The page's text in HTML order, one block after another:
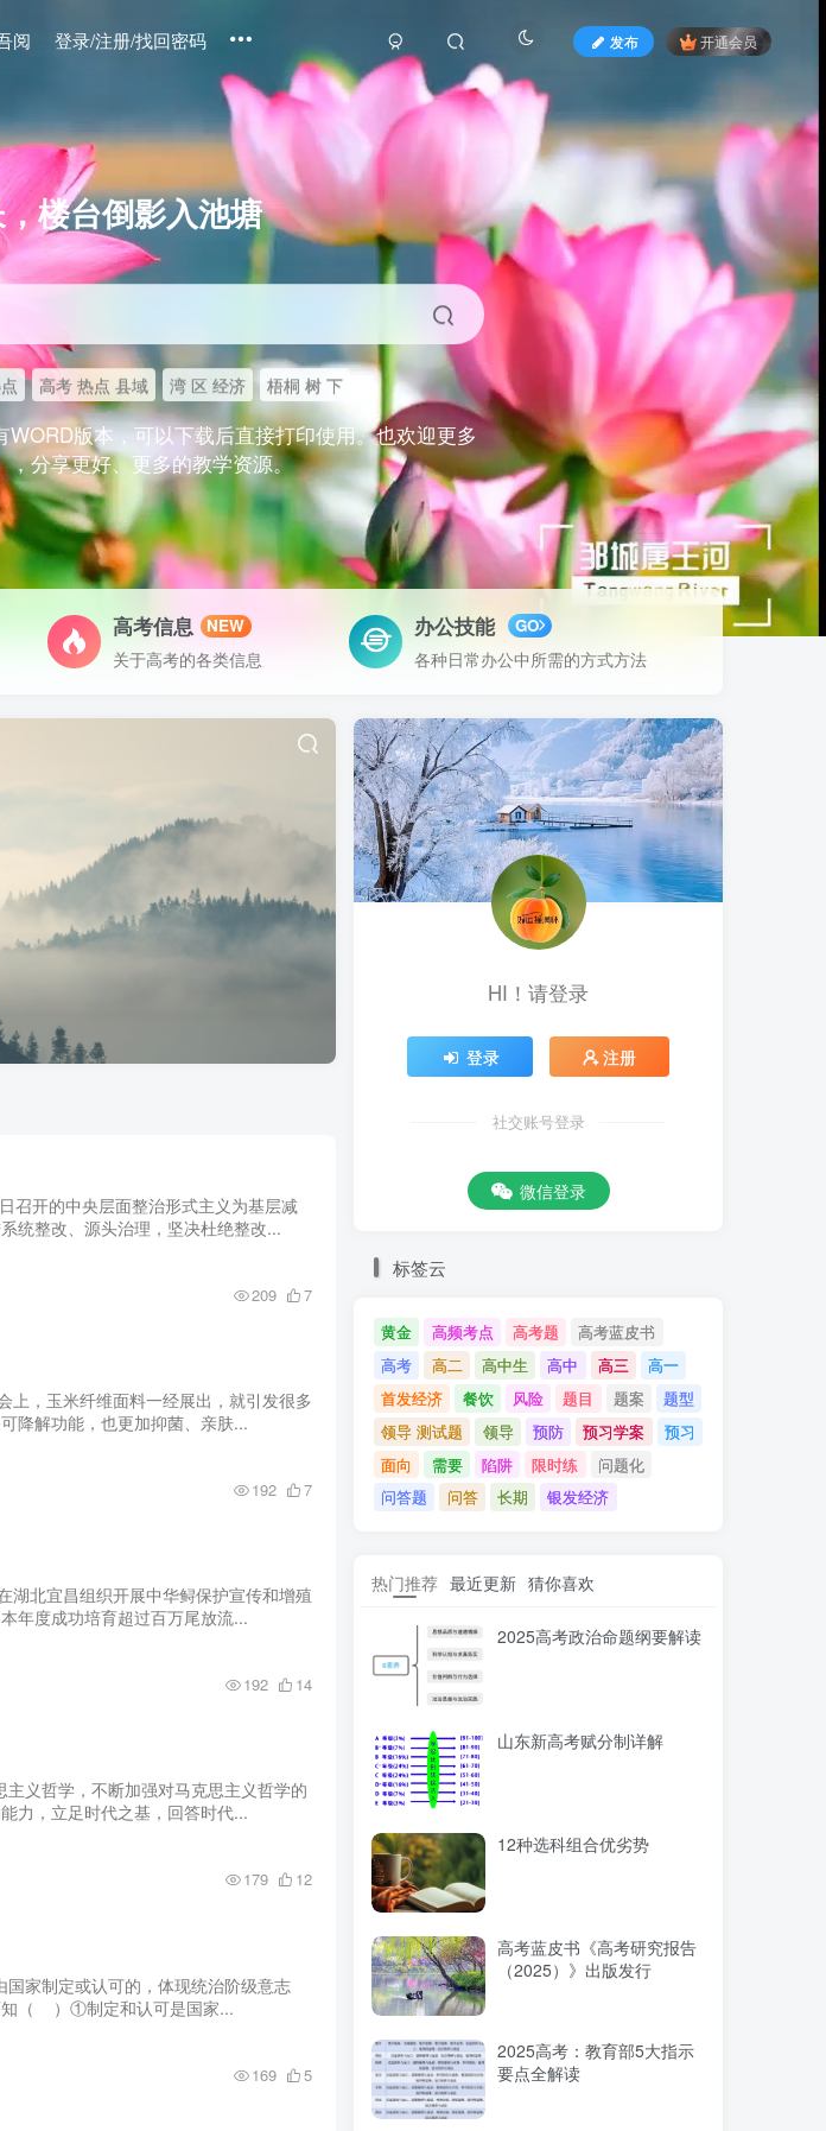
阅 登录/注册/找回密码 发布 开通会员
楼台倒影入池塘
高考 热点 县域 湾 区 经济 梧桐 树 下
版本，可以下载后直接打印使用。也欢迎更多
分享更好、更多的教学资源。
高考信息 NEW
关于高考的各类信息
办公技能 GO
各种日常办公中所需的方式方法
召开的中央层面整治形式主义为基层减
统整改、源头治理，坚决杜绝整改...
209 7
，玉米纤维面料一经展出，就引发很多
降解功能，也更加抑菌、亲肤...
192 7
北宜昌组织开展中华鲟保护宣传和增殖
年度成功培育超过百万尾放流...
192 14
义哲学，不断加强对马克思主义哲学的
力，立足时代之基，回答时代...
179 12
家制定或认可的，体现统治阶级意志
知（ ）①制定和认可是国家...
169 5
HI！请登录
登录 注册
社交账号登录
微信登录
标签云
黄金 高频考点 高考题
高考蓝皮书
高考
高二 高中生 高中 高三
高一
首发经济
餐饮 风险 题目 题案
题型
领导 测试题
领导 预防 预习学案
预习
面向
需要 陷阱 限时练
问题化
问答题
问答 长期 银发经济
热门推荐 最近更新 猜你喜欢
2025高考政治命题纲要解读
山东新高考赋分制详解
12种选科组合优劣势
高考蓝皮书《高考研究报告
（2025）》出版发行
2025高考：教育部5大指示
要点全解读